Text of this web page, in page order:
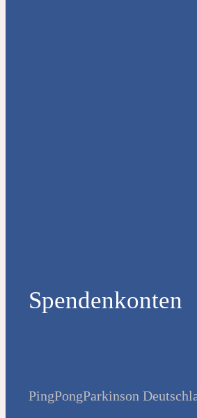
Spendenkonten
PingPongParkinson